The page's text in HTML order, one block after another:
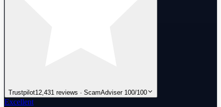
Trustpilot12,431 reviews · ScamAdviser 100/100
Excellent